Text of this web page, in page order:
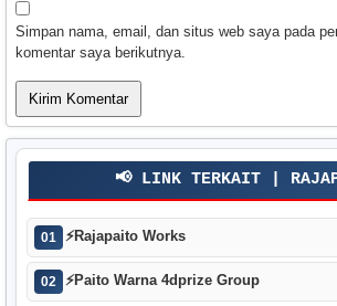
Simpan nama, email, dan situs web saya pada
komentar saya berikutnya.
📢 LINK TERKAIT |
01 ⚡Rajapaito Works
02 ⚡Paito Warna 4dprize Group